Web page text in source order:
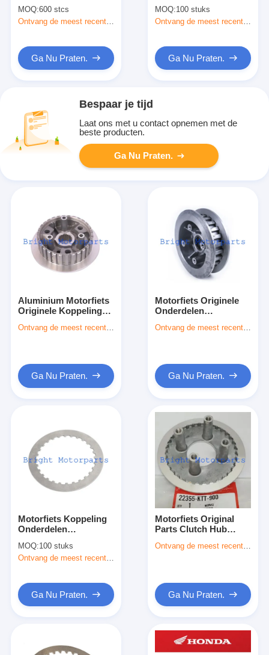
Producten
22201-GF6-000
MOQ:600 stcs
Ontvang de meest recente Prijs
Ga Nu Praten.
Motorcycle Clutch
Parts
MOQ:100 stuks
Ga Nu Praten.
Bespaar je tijd
Laat ons met u contact opnemen met de
beste producten.
Ga Nu Praten.
Aluminium Motorfiets
Originele Koppeling
Naaf Drukplaat Voor Ontvang de meest recente Prijs
Ga Nu Praten.
Motorfiets Originele
Onderdelen
Aluminium voor
Ontvang de meest recente Prijs
Ga Nu Praten.
Motorfiets Koppeling
Onderdelen
Koppeling Stalen Plaat
Voor Suzuki DR250S
MOQ:100 stuks
Ontvang de meest recente Prijs
Ga Nu Praten.
Motorfiets Original
Parts Clutch Hub
Voor Honda CBF150,Ontvang de meest recente Prijs
Ga Nu Praten.